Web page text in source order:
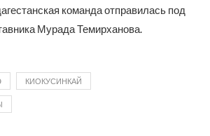
команда отправилась под
Мурада Темирханова.
КИОКУСИНКАЙ